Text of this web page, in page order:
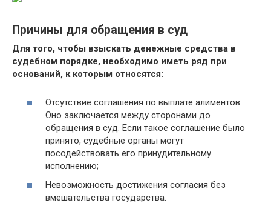
Причины для обращения в суд
Для того, чтобы взыскать денежные средства в
судебном порядке, необходимо иметь ряд при
оснований, к которым относятся:
Отсутствие соглашения по выплате алиментов.
Оно заключается между сторонами до
обращения в суд. Если такое соглашение было
принято, судебные органы могут
посодействовать его принудительному
исполнению;
Невозможность достижения согласия без
вмешательства государства.